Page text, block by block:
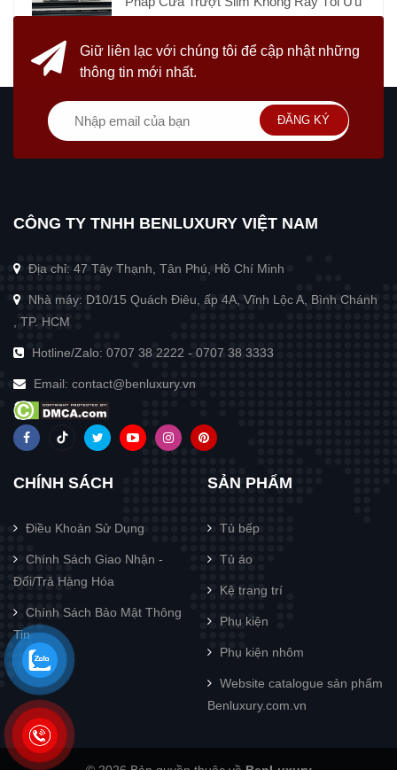
Giữ liên lạc với chúng tôi để cập nhật những
thông tin mới nhất.
ĐĂNG KÝ
CÔNG TY TNHH BENLUXURY VIỆT NAM
Địa chỉ: 47 Tây Thạnh, Tân Phú, Hồ Chí Minh
Nhà máy: D10/15 Quách Điêu, ấp 4A, Vĩnh Lộc A, Bình Chánh
, TP. HCM
Hotline/Zalo: 0707 38 2222 - 0707 38 3333
Email: contact@benluxury.vn
CHÍNH SÁCH
Điều Khoản Sử Dụng
Chính Sách Giao Nhận -
Đổi/Trả Hàng Hóa
Chính Sách Bảo Mật Thông
Tin
SẢN PHẨM
Tủ bếp
Tủ áo
Kệ trang trí
Phụ kiện
Phụ kiện nhôm
Website catalogue sản phẩm
Benluxury.com.vn